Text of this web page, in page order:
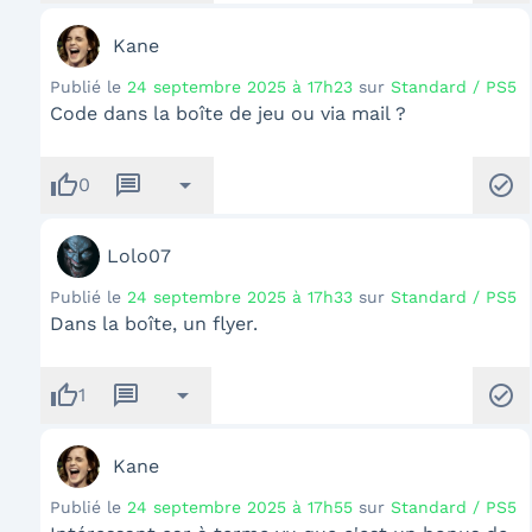
Kane
Publié le 24 septembre 2025 à 17h23 sur Standard / PS5
Code dans la boîte de jeu ou via mail ?
thumb_up0 message arrow_drop_down check_circle
Lolo07
Publié le 24 septembre 2025 à 17h33 sur Standard / PS5
Dans la boîte, un flyer.
thumb_up1 message arrow_drop_down check_circle
Kane
Publié le 24 septembre 2025 à 17h55 sur Standard / PS5